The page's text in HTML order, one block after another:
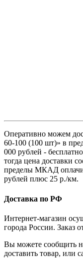
Оперативно можем
60-100 (100 шт)» в
000 рублей -
тогда цена доставки
пределы МКАД
рублей плюс 25 р./км.
Доставка по РФ
Интернет-магазин
города России. Заказ
Вы можете сообщить
доставить товар, или